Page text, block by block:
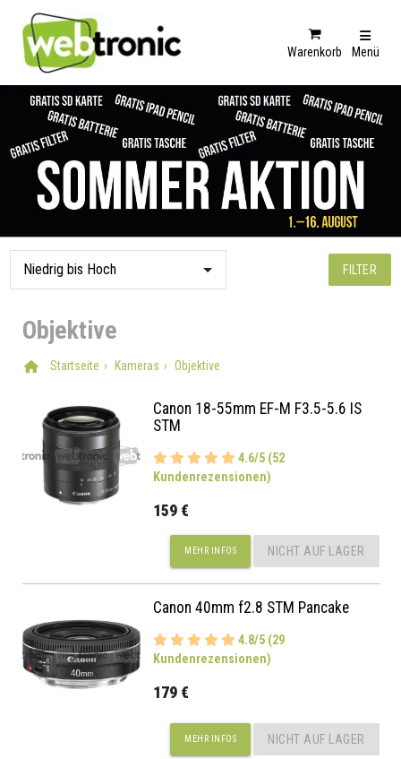
Warenkorb Menü
FILTER
Objektive
Startseite Kameras Objektive
Canon 18-55mm EF-M F3.5-5.6 IS
STM
4.6/5 (52
Kundenrezensionen)
159 €
MEHR INFOS NICHT AUF LAGER
Canon 40mm f2.8 STM Pancake
4.8/5 (29
Kundenrezensionen)
179 €
MEHR INFOS NICHT AUF LAGER